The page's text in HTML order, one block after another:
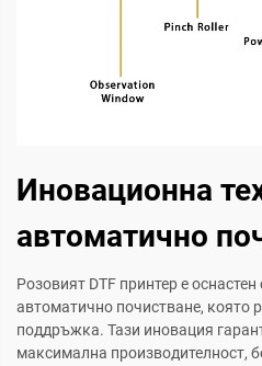
Иновационна
автоматично
Розовият DTF принтер е
автоматично почистване, която
поддръжка. Тази иновация
максимална производителност,